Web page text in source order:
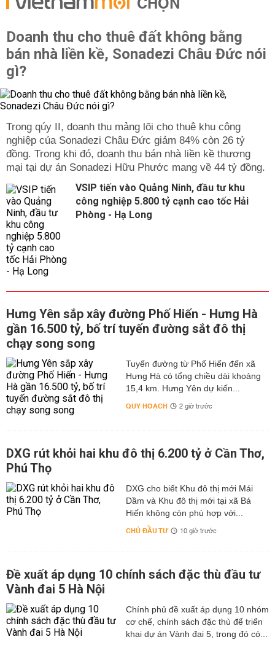
Doanh thu cho thuê đất không bằng
bán nhà liền kề, Sonadezi Châu Đức nói
gì?
Trong qúy II, doanh thu mảng lõi cho thuê khu công
nghiệp của Sonadezi Châu Đức giảm 84% còn 26 tỷ
đồng. Trong khi đó, doanh thu bán nhà liền kề thương
mại tại dự án Sonadezi Hữu Phước mang về 44 tỷ đồng.
VSIP tiến vào Quảng Ninh, đầu tư khu
công nghiệp 5.800 tỷ cạnh cao tốc Hải
Phòng - Hạ Long
Hưng Yên sắp xây đường Phố Hiến - Hưng Hà
gần 16.500 tỷ, bố trí tuyến đường sắt đô thị
chạy song song
Tuyến đường từ Phố Hiến đến xã
Hưng Hà có tổng chiều dài khoảng
15,4 km. Hưng Yên dự kiến...
QUY HOẠCH 2 giờ trước
DXG rút khỏi hai khu đô thị 6.200 tỷ ở Cần Thơ,
Phú Thọ
DXG cho biết Khu đô thị mới Mái
Dầm và Khu đô thị mới tại xã Bá
Hiến không còn phù hợp với...
CHỦ ĐẦU TƯ 10 giờ trước
Đề xuất áp dụng 10 chính sách đặc thù đầu tư
Vành đai 5 Hà Nội
Chính phủ đề xuất áp dụng 10 nhóm
cơ chế, chính sách đặc thù để triển
khai dự án Vành đai 5, trong đó có...